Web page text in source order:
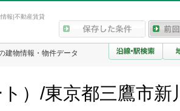
報|不動産賃貸
建物情報・物件データ
）/東京都三鷹市新